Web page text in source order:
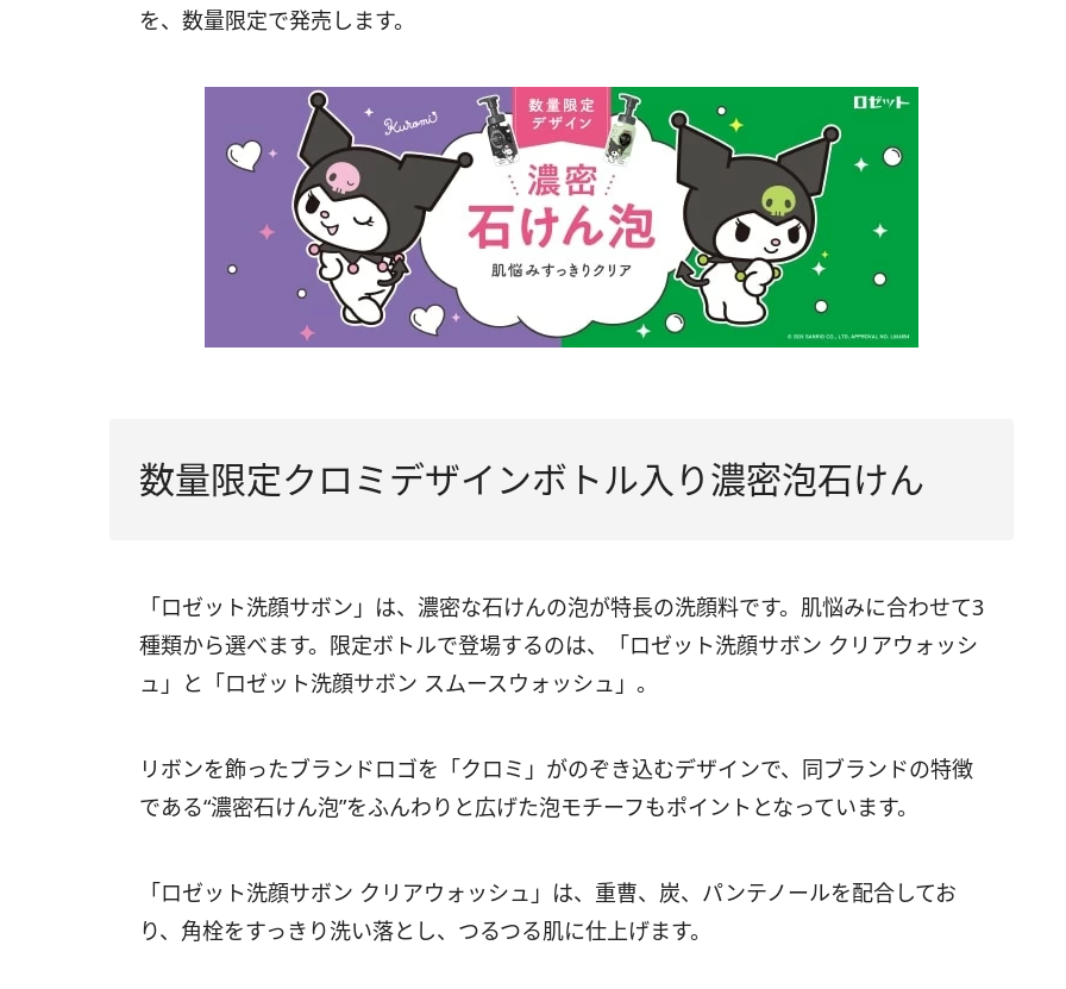
を、数量限定で発売します。
数量限定クロミデザインボトル入り濃密泡石けん
「ロゼット洗顔サボン」は、濃密な石けんの泡が特長の洗顔料です。肌悩みに合わせて3
種類から選べます。限定ボトルで登場するのは、「ロゼット洗顔サボン クリアウォッシ
ュ」と「ロゼット洗顔サボン スムースウォッシュ」。
リボンを飾ったブランドロゴを「クロミ」がのぞき込むデザインで、同ブランドの特徴
である“濃密石けん泡”をふんわりと広げた泡モチーフもポイントとなっています。
「ロゼット洗顔サボン クリアウォッシュ」は、重曹、炭、パンテノールを配合してお
り、角栓をすっきり洗い落とし、つるつる肌に仕上げます。